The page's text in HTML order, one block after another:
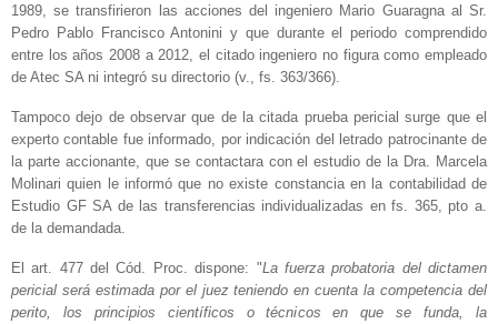
1989, se transfirieron las acciones del ingeniero Mario Guaragna al Sr.
Pedro Pablo Francisco Antonini y que durante el periodo comprendido
entre los años 2008 a 2012, el citado ingeniero no figura como empleado
de Atec SA ni integró su directorio (v., fs. 363/366).
Tampoco dejo de observar que de la citada prueba pericial surge que el
experto contable fue informado, por indicación del letrado patrocinante de
la parte accionante, que se contactara con el estudio de la Dra. Marcela
Molinari quien le informó que no existe constancia en la contabilidad de
Estudio GF SA de las transferencias individualizadas en fs. 365, pto a.
de la demandada.
El art. 477 del Cód. Proc. dispone: "La fuerza probatoria del dictamen
pericial será estimada por el juez teniendo en cuenta la competencia del
perito, los principios científicos o técnicos en que se funda, la